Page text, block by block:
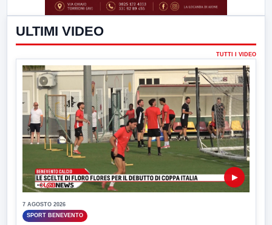
ULTIMI VIDEO
TUTTI I VIDEO
▶
7 AGOSTO 2026
SPORT BENEVENTO